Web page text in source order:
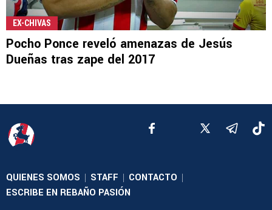
EX-CHIVAS
Pocho Ponce reveló amenazas de Jesús
Dueñas tras zape del 2017
QUIENES SOMOS | STAFF | CONTACTO |
ESCRIBE EN REBAÑO PASIÓN